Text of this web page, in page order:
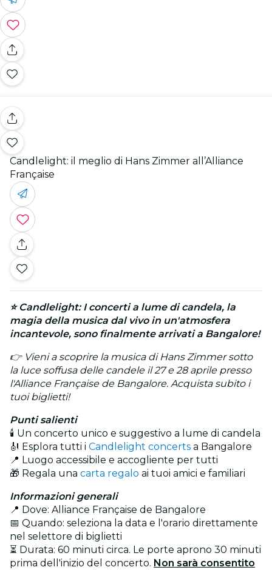
Candlelight: il meglio di Hans Zimmer all’Alliance
Française
⭐ Candlelight: I concerti a lume di candela, la
magia della musica dal vivo in un'atmosfera
incantevole, sono finalmente arrivati a Bangalore!
👉 Vieni a scoprire la musica di Hans Zimmer sotto
la luce soffusa delle candele il 27 e 28 aprile presso
l'Alliance Française de Bangalore. Acquista subito i
tuoi biglietti!
Punti salienti
🕯️ Un concerto unico e suggestivo a lume di candela
🎻 Esplora tutti i Candlelight concerts a Bangalore
📍 Luogo accessibile e accogliente per tutti
🎁 Regala una carta regalo ai tuoi amici e familiari
Informazioni generali
📍 Dove: Alliance Française de Bangalore
📅 Quando: seleziona la data e l'orario direttamente
nel selettore di biglietti
⏳ Durata: 60 minuti circa. Le porte aprono 30 minuti
prima dell'inizio del concerto. Non sarà consentito